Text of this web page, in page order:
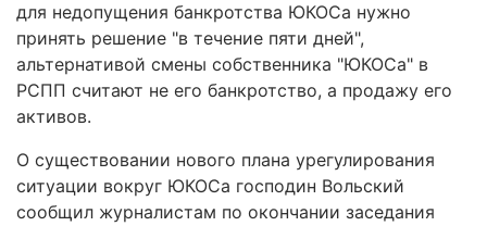
для недопущения банкротства ЮКОСа нужно
принять решение "в течение пяти дней",
альтернативой смены собственника "ЮКОСа" в
РСПП считают не его банкротство, а продажу его
активов.
О существовании нового плана урегулирования
ситуации вокруг ЮКОСа господин Вольский
сообщил журналистам по окончании заседания